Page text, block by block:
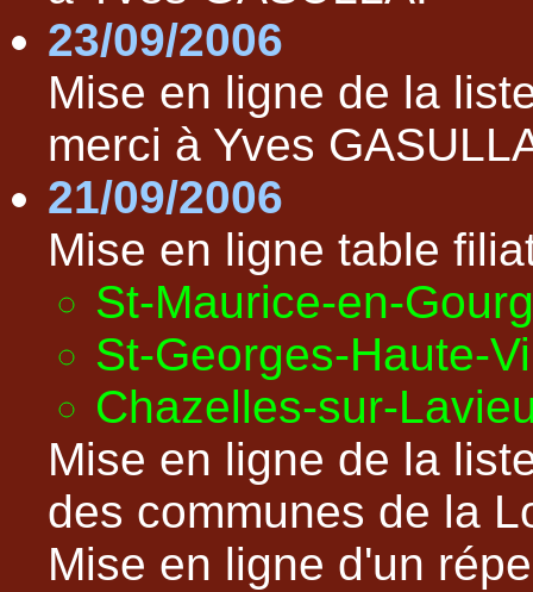
23/09/2006
Mise en ligne de la
merci à Yves
21/09/2006
Mise en ligne table
St-Maurice-en-
St-Georges-Haute-
Chazelles-sur-
Mise en ligne de la
des communes de la
Mise en ligne d'un